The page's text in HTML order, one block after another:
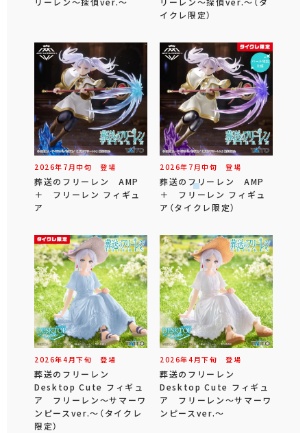
イクレ限定）
2026年 7 月中旬 登場
葬送のフリーレン AMP
＋ フリーレン フィギュ
ア
2026年 7 月中旬 登場
葬送のフリーレン AMP
＋ フリーレン フィギュ
ア（タイクレ限定）
2026年4 月下旬 登場
葬送のフリーレン
Desktop Cute フィギュ
ア フリーレン～サマーワ
ンピースver.～（タイクレ
限定）
2026年4 月下旬 登場
葬送のフリーレン
Desktop Cute フィギュ
ア フリーレン～サマーワ
ンピースver.～